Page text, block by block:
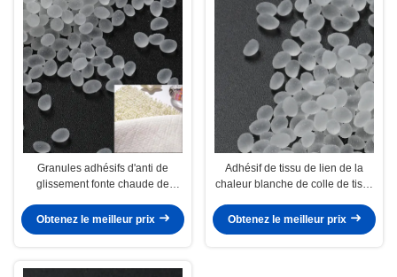
Granules adhésifs d'anti de
glissement fonte chaude de
Obtenez le meilleur prix
Adhésif de tissu de lien de la
chaleur blanche de colle de tissu
9009-54-5
Obtenez le meilleur prix